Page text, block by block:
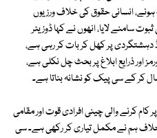
انسانی حقوق کی خلاف ورزیوں
سامنے لایا، انھوں نے کہا ڈوزیئر
دہشتگردی پر کھل کر بات کر رہی ہے،
اور ذرایع ابلاغ پر بحث چل نکلی ہے،
کر کے سی پیک کو نشانہ بناتا ہے۔
کرنے والی چینی افرادی قوت اور مقامی
خلاف ہم نے مکمل تیاری کر رکھی ہے۔ سی